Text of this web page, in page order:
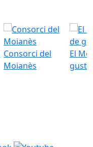
Consorci del
Moianès
El
gust